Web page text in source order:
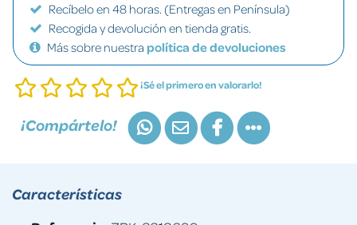
Recíbelo en 48 horas. (Entregas en Península)
Recogida y devolución en tienda gratis.
Más sobre nuestra política de devoluciones
¡Sé el primero en valorarlo!
¡Compártelo!
Características